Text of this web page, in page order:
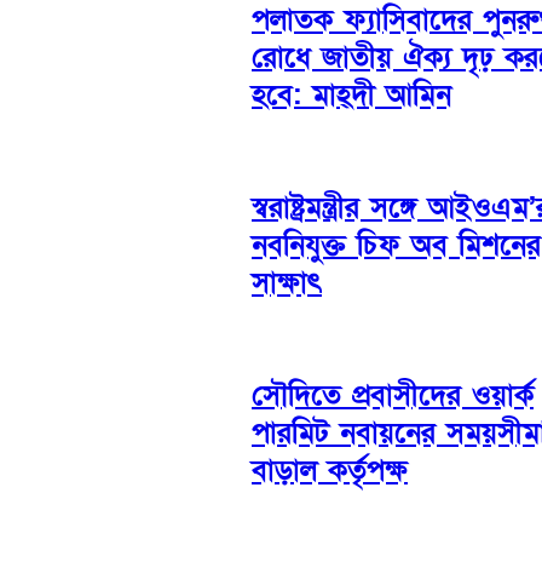
পলাতক ফ্যাসিবাদের
রোধে জাতীয় ঐক্য দৃঢ়
হবে: মাহ্দী আমিন
স্বরাষ্ট্রমন্ত্রীর সঙ্গে
নবনিযুক্ত চিফ অব মিশনের
সাক্ষাৎ
সৌদিতে প্রবাসীদের ওয়ার্ক
পারমিট নবায়নের
বাড়াল কর্তৃপক্ষ